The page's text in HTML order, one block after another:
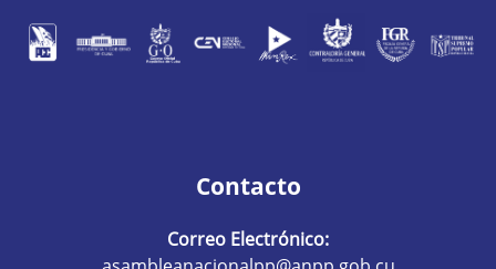
Contacto
Correo Electrónico: